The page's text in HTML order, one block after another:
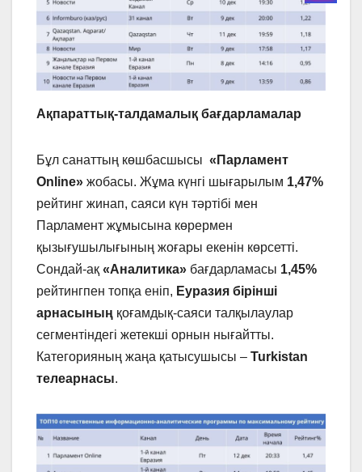
Ақпараттық-талдамалық бағдарламалар
Бұл санаттың көшбасшысы «Парламент
Online» жобасы. Жұма күнгі шығарылым 1,47%
рейтинг жинап, саяси күн тәртібі мен
Парламент жұмысына көрермен
қызығушылығының жоғары екенін көрсетті.
Сондай-ақ «Аналитика» бағдарламасы 1,45%
рейтингпен топқа еніп, Еуразия бірінші
арнасының қоғамдық-саяси талқылаулар
сегментіндегі жетекші орнын нығайтты.
Категорияның жаңа қатысушысы – Turkistan
телеарнасы.